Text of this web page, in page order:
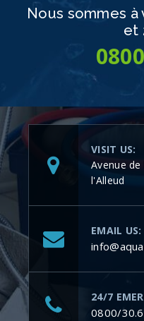
Nous sommes
et
VISIT US:
Avenue
l'Alleud
EMAIL US:
24/7
0800/